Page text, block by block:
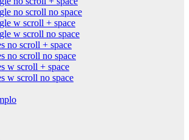
no scroll no space
w scroll + space
w scroll no space
no scroll + space
no scroll no space
w scroll + space
w scroll no space